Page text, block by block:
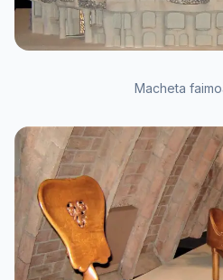
Macheta